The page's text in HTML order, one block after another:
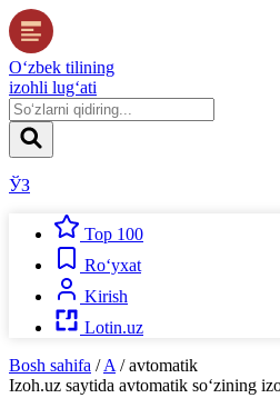
O‘zbek tilining
izohli lug‘ati
ЎЗ
Top 100
Ro‘yxat
Kirish
Lotin.uz
Bosh sahifa / A / avtomatik
Izoh.uz saytida avtomatik so‘zining